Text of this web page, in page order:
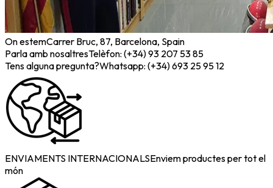
On estemCarrer Bruc, 87, Barcelona, Spain
Parla amb nosaltresTelèfon: (+34) 93 207 53 85
Tens alguna pregunta?Whatsapp: (+34) 693 25 95 12
ENVIAMENTS INTERNACIONALSEnviem productes per tot el
món